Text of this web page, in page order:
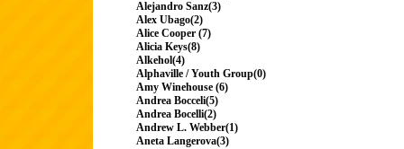
Alejandro Sanz(3)
Alex Ubago(2)
Alice Cooper (7)
Alicia Keys(8)
Alkehol(4)
Alphaville / Youth Group(0)
Amy Winehouse (6)
Andrea Bocceli(5)
Andrea Bocelli(2)
Andrew L. Webber(1)
Aneta Langerova(3)